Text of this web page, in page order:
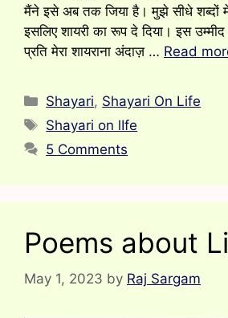
मैंने इसे अब तक जिया है। मुझे सीधे शब्दों
इसलिए शायरी का रूप दे दिया। इस
प्रति मेरा शायराना अंदाज़ … Read
Categories
Shayari, Shayari On Life
Tags
Shayari on lIfe
5 Comments
Poems about
May 1, 2023 by Raj Sargam